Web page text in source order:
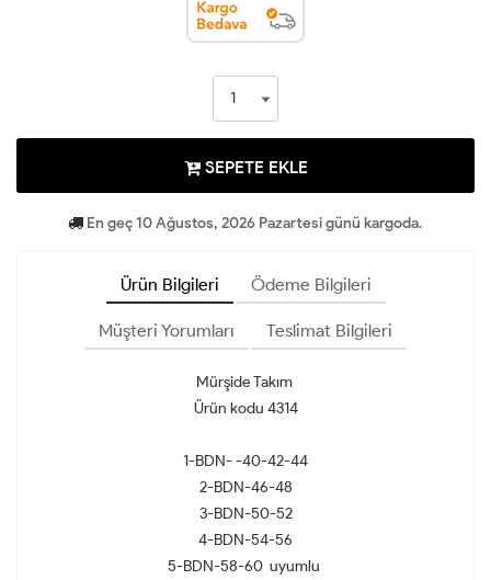
SEPETE EKLE
En geç 10 Ağustos, 2026 Pazartesi günü kargoda.
Ürün Bilgileri Ödeme Bilgileri
Müşteri Yorumları Teslimat Bilgileri
Mürşide Takım
Ürün kodu 4314
1-BDN- -40-42-44
2-BDN-46-48
3-BDN-50-52
4-BDN-54-56
5-BDN-58-60 uyumlu